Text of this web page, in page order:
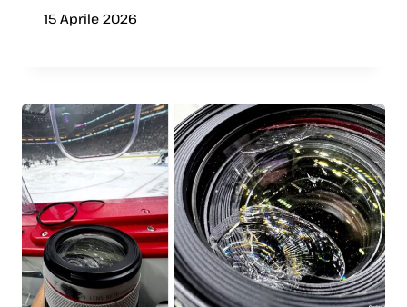
15 Aprile 2026